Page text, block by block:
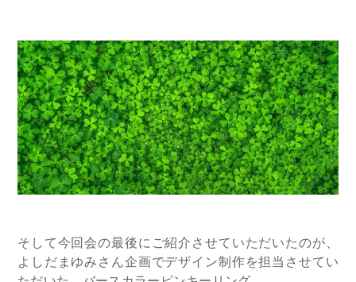
そして今回会の最後にご紹介させていただいたのが、
よしだまゆみさん企画でデザイン制作を担当させてい